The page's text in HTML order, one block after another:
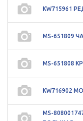
KW715961
MS-651809
MS-651808
KW716902
MS-